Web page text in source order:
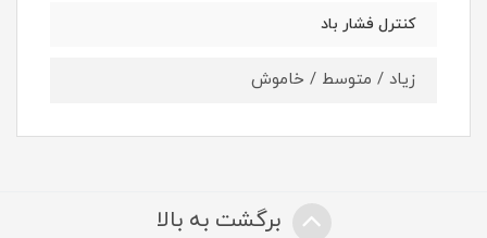
کنترل فشار باد
زیاد / متوسط / خاموش
برگشت به بالا